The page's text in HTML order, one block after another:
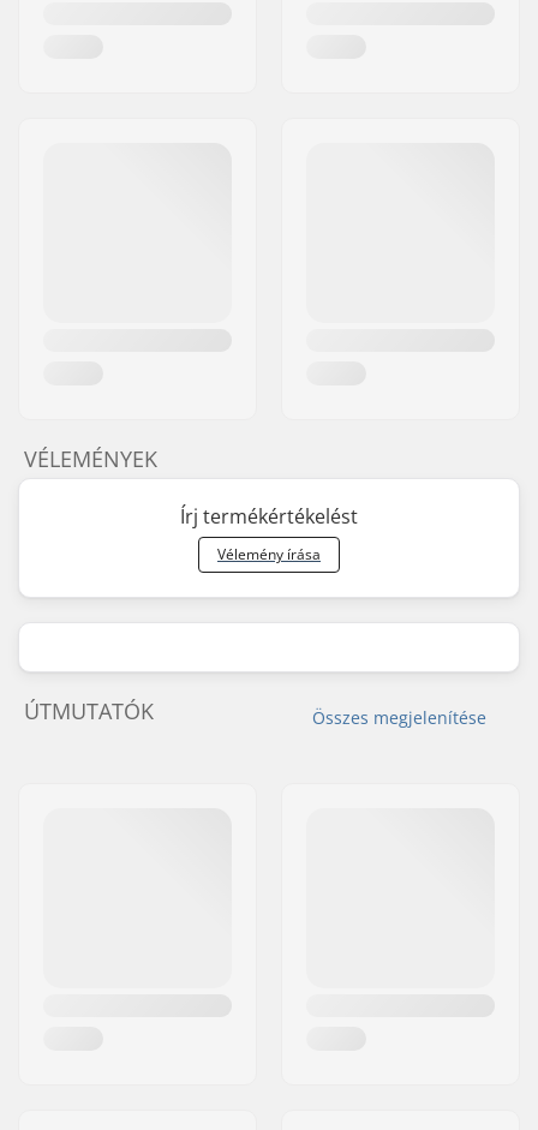
VÉLEMÉNYEK
Írj termékértékelést
Vélemény írása
Összes megjelenítése
ÚTMUTATÓK